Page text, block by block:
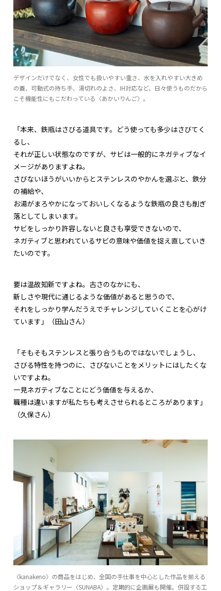
デザインだけでなく、女性でも扱いやすい重さ、水を入れやすい大きめ
の蓋、可動式の持ち手、湯切れのよさ、IH対応など、日々使うものだから
こそ機能性にもこだわっている〈あかいりんご〉。
「本来、鉄瓶はさびる道具です。どう使っても多少はさびてく
るし、
それが正しい状態なのですが、サビは一般的にネガティブなイ
メージがありますよね。
さびないほうがいいからとステンレスのやかんを選ぶと、鉄分
の補給や、
お湯がまろやかになっておいしくなるような鉄瓶の良さも削ぎ
落としてしまいます。
サビをしっかり許容しないと良さも享受できないので、
ネガティブと思われているサビの意味や価値を捉え直していき
たいのです。
要は温故知新ですよね。古さのなかにも、
新しさや現代に通じるような価値があると思うので、
それをしっかり学んだうえでチャレンジしていくことを心がけ
ています」（田山さん）
「そもそもステンレスと張り合うものではないでしょうし、
さびる特性を持つのに、さびないことをメリットにはしたくな
いですよね。
一見ネガティブなことにどう価値を与えるか、
職種は違いますが私たちも考えさせられるところがあります」
（久保さん）
〈kanakeno〉の商品をはじめ、全国の手仕事を中心とした作品を揃える
ショップ＆ギャラリー〈SUNABA〉。定期的に企画展も開催。併設する工